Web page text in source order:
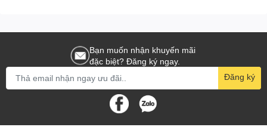
Bạn muốn nhận khuyến mãi
đặc biệt? Đăng ký ngay.
Đăng ký